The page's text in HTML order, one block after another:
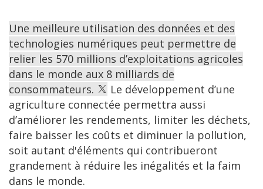
Une meilleure utilisation des données et des
technologies numériques peut permettre de
relier les 570 millions d’exploitations agricoles
dans le monde aux 8 milliards de
consommateurs.
Le développement d’une
agriculture connectée permettra aussi
d’améliorer les rendements, limiter les déchets,
faire baisser les coûts et diminuer la pollution,
soit autant d'éléments qui contribueront
grandement à réduire les inégalités et la faim
dans le monde.